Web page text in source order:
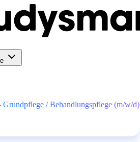
/ Behandlungspflege (m/w/d)